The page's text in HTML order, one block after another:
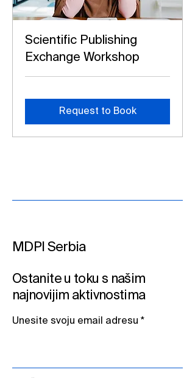
Scientific Publishing
Exchange Workshop
Request to Book
MDPI Serbia
Ostanite u toku s našim
najnovijim aktivnostima
Unesite svoju email adresu​